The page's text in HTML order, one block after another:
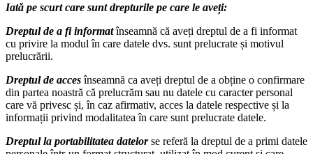
Iată pe scurt care sunt drepturile pe care le aveți:
Dreptul de a fi informatînseamnă că aveți dreptul de a fi informat
cu privire la modul în care datele dvs. sunt prelucrate și motivul
prelucrării.
Dreptul de accesînseamnă ca aveți dreptul de a obține o confirmare
din partea noastră că prelucrăm sau nu datele cu caracter personal
care vă privesc și, în caz afirmativ, acces la datele respective și la
informații privind modalitatea în care sunt prelucrate datele.
Dreptul la portabilitatea datelorse referă la dreptul de a primi datele